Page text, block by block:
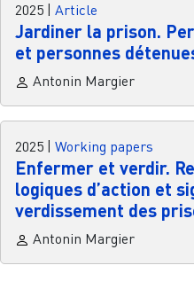
2025 Article
Jardiner la prison.
et personnes
Antonin Margier
2025 Working papers
Enfermer et verdir.
logiques d’action et
verdissement des
Antonin Margier